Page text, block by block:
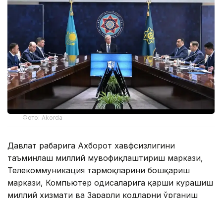
Фото: Akorda
Давлат раҳбарига Ахборот хавфсизлигини
таъминлаш миллий мувофиқлаштириш маркази,
Телекоммуникация тармоқларини бошқариш
маркази, Компьютер ҳодисаларига қарши курашиш
миллий хизмати ва Зарарли кодларни ўрганиш